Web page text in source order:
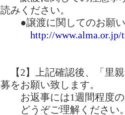
読みください。
●譲渡に関してのお願い
http://
【2】上記確認後、「里
募をお願い致します。
お返事には1週間程度の
どうぞご理解ください